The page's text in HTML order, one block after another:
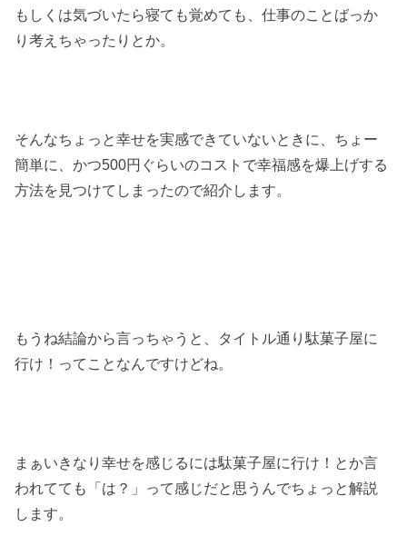
もしくは気づいたら寝ても覚めても、仕事のことばっか
り考えちゃったりとか。
そんなちょっと幸せを実感できていないときに、ちょー
簡単に、かつ500円ぐらいのコストで幸福感を爆上げする
方法を見つけてしまったので紹介します。
もうね結論から言っちゃうと、タイトル通り駄菓子屋に
行け！ってことなんですけどね。
まぁいきなり幸せを感じるには駄菓子屋に行け！とか言
われてても「は？」って感じだと思うんでちょっと解説
します。